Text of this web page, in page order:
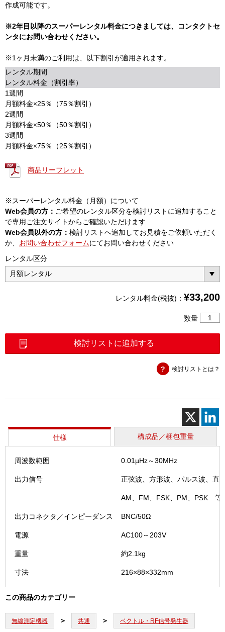
作成可能です。
※2年目以降のスーパーレンタル料金につきましては、コンタクトセ
ンタにお問い合わせください。
※1ヶ月未満のご利用は、以下割引が適用されます。
レンタル期間
レンタル料金（割引率）
1週間
月額料金×25％（75％割引）
2週間
月額料金×50％（50％割引）
3週間
月額料金×75％（25％割引）
商品リーフレット
※スーパーレンタル料金（月額）について
Web会員の方： ご希望のレンタル区分を検討リストに追加すること
で専用ご注文サイトからご確認いただけます
Web会員以外の方： 検討リストへ追加してお見積をご依頼いただく
か、 お問い合わせフォームにてお問い合わせください
レンタル区分
レンタル料金(税抜)： ¥33,200
数量
ョ
ェ
ネ
レ
検討リストに追加する
検討リストとは？
仕様 構成品／梱包重量
周波数範囲 0.01µHz～30MHz
出力信号 正弦波、方形波、パルス波、直
AM、FM、FSK、PM、PSK 等
出力コネクタ／インピーダンス BNC/50Ω
電源 AC100～203V
重量 約2.1kg
寸法 216×88×332mm
この商品のカテゴリー
無線測定機器 共通 ベクトル・RF信号発生器